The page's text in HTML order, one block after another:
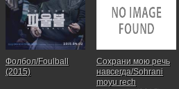
Фолбол/Foulball
(2015)
Сохрани мою речь
навсегда/Sohrani
moyu rech